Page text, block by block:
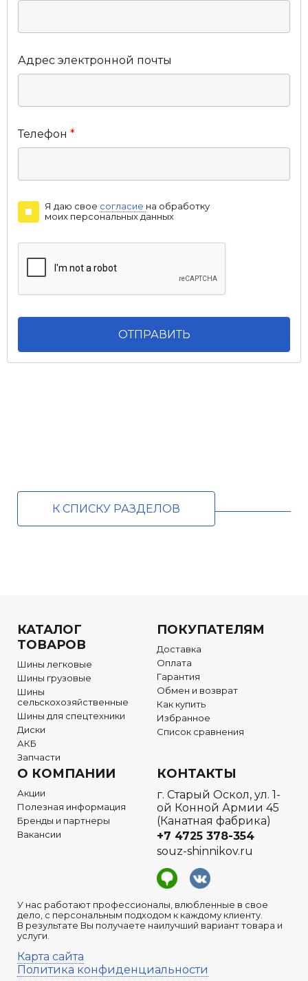
Адрес электронной почты
Телефон *
Я даю свое согласие на обработку
моих персональных данных
К СПИСКУ РАЗДЕЛОВ
КАТАЛОГ
ТОВАРОВ
Шины легковые
Шины грузовые
Шины
сельскохозяйственные
Шины для спецтехники
Диски
АКБ
Запчасти
ПОКУПАТЕЛЯМ
Доставка
Оплата
Гарантия
Обмен и возврат
Как купить
Избранное
Список сравнения
О КОМПАНИИ
Акции
Полезная информация
Бренды и партнеры
Вакансии
У нас работают профессионалы, влюбленные в свое
дело, с персональным подходом к каждому клиенту.
В результате Вы получаете наилучший вариант товара и
услуги.
Карта сайта
Политика конфиденциальности
КОНТАКТЫ
г. Старый Оскол, ул. 1-
ой Конной Армии 45
(Канатная фабрика)
+7 4725 378-354
souz-shinnikov.ru